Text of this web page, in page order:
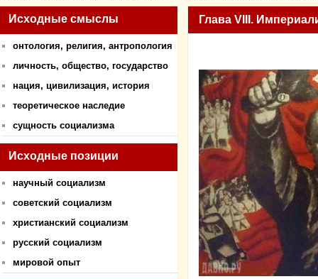
Исходные смыслы
онтология, религия, антропология
личность, общество, государство
нация, цивилизация, история
теоретическое наследие
сущность социализма
Исходные позиции
научный социализм
советский социализм
христианский социализм
русский социализм
мировой опыт
Глава VIII.